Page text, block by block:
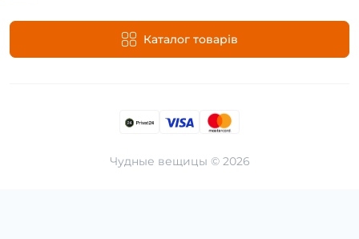
Каталог товарів
Чудные вещицы © 2026